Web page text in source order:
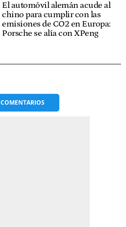
El automóvil alemán acude al
chino para cumplir con las
emisiones de CO2 en Europa:
Porsche se alía con XPeng
COMENTARIOS